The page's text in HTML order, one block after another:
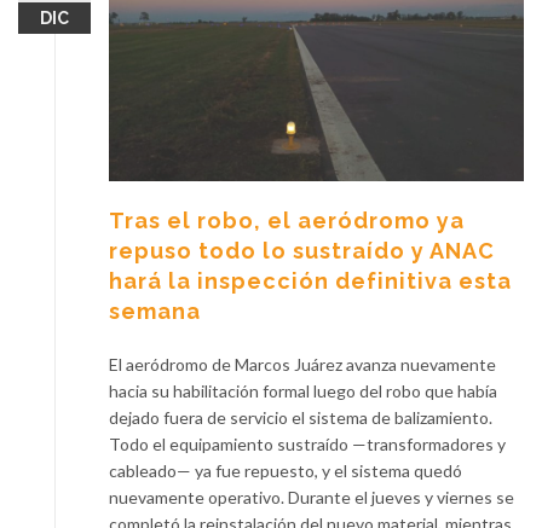
DIC
Tras el robo, el aeródromo ya
repuso todo lo sustraído y ANAC
hará la inspección definitiva esta
semana
El aeródromo de Marcos Juárez avanza nuevamente
hacia su habilitación formal luego del robo que había
dejado fuera de servicio el sistema de balizamiento.
Todo el equipamiento sustraído —transformadores y
cableado— ya fue repuesto, y el sistema quedó
nuevamente operativo. Durante el jueves y viernes se
completó la reinstalación del nuevo material, mientras